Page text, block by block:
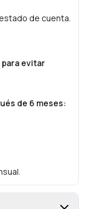
de cuenta.
evitar
de 6 meses: